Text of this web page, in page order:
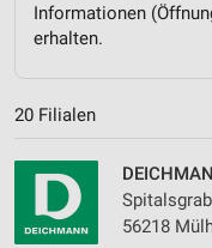
Informationen
erhalten.
20 Filialen
56218